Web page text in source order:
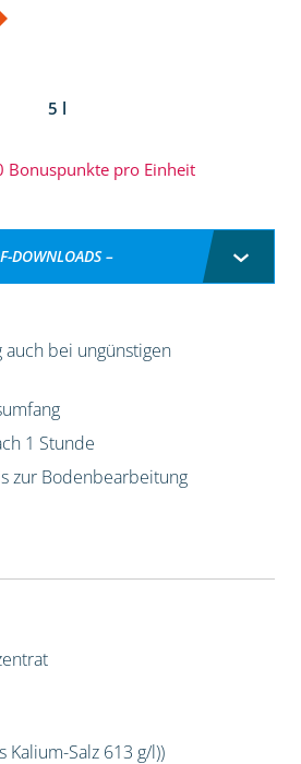
5 l
Bonuspunkte pro Einheit
DOWNLOADS –
auch bei ungünstigen
1 Stunde
zur Bodenbearbeitung
Kalium-Salz 613 g/l))